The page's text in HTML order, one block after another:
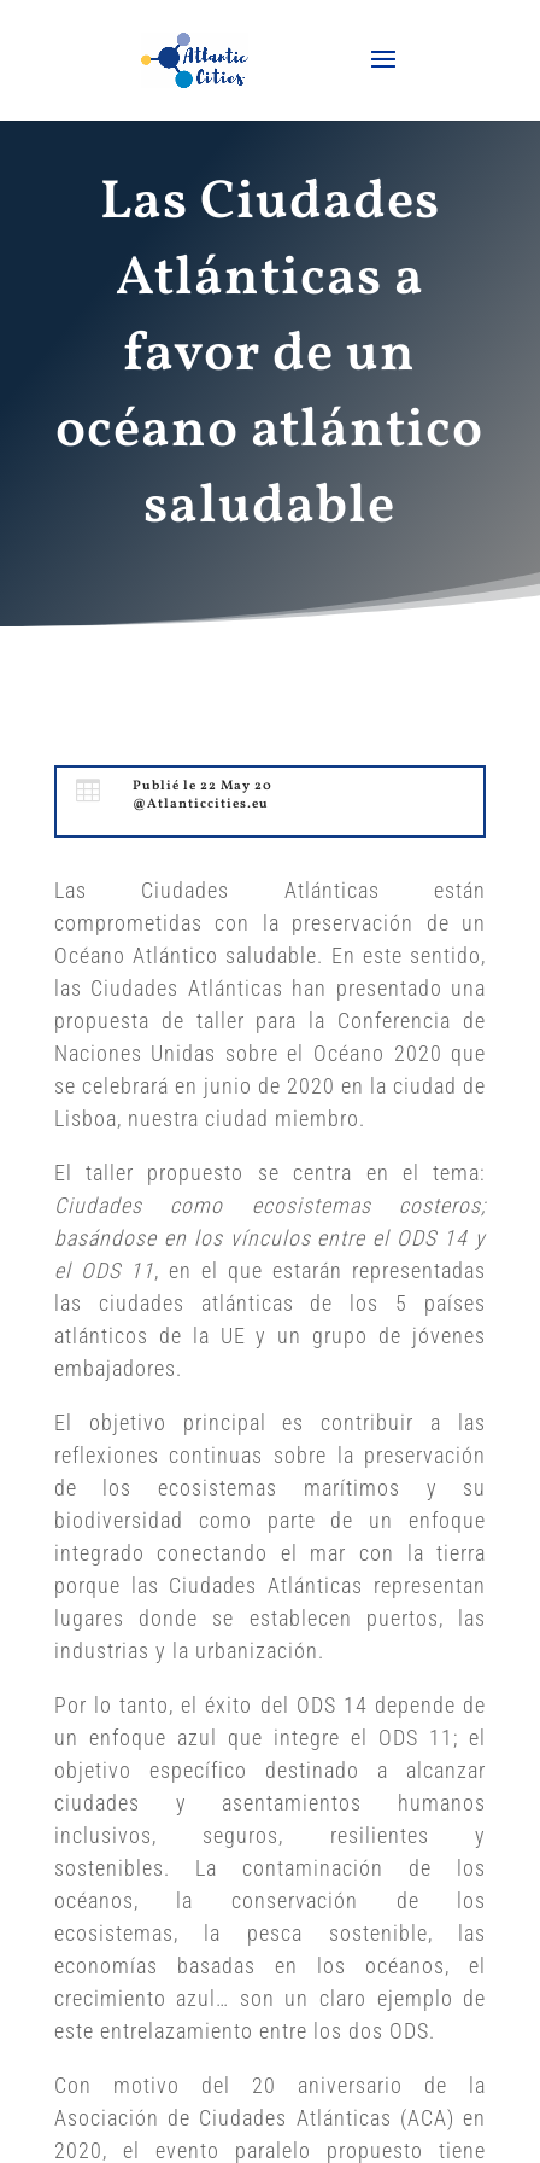
Las Ciudades
Atlánticas a
favor de un
océano atlántico
saludable

Publié le 22 May 20
@Atlanticcities.eu
Las Ciudades Atlánticas están
comprometidas con la preservación de un
Océano Atlántico saludable. En este sentido,
las Ciudades Atlánticas han presentado una
propuesta de taller para la Conferencia de
Naciones Unidas sobre el Océano 2020 que
se celebrará en junio de 2020 en la ciudad de
Lisboa, nuestra ciudad miembro.
El taller propuesto se centra en el tema:
Ciudades como ecosistemas costeros;
basándose en los vínculos entre el ODS 14 y
el ODS 11, en el que estarán representadas
las ciudades atlánticas de los 5 países
atlánticos de la UE y un grupo de jóvenes
embajadores.
El objetivo principal es contribuir a las
reflexiones continuas sobre la preservación
de los ecosistemas marítimos y su
biodiversidad como parte de un enfoque
integrado conectando el mar con la tierra
porque las Ciudades Atlánticas representan
lugares donde se establecen puertos, las
industrias y la urbanización.
Por lo tanto, el éxito del ODS 14 depende de
un enfoque azul que integre el ODS 11; el
objetivo específico destinado a alcanzar
ciudades y asentamientos humanos
inclusivos, seguros, resilientes y
sostenibles. La contaminación de los
océanos, la conservación de los
ecosistemas, la pesca sostenible, las
economías basadas en los océanos, el
crecimiento azul… son un claro ejemplo de
este entrelazamiento entre los dos ODS.
Con motivo del 20 aniversario de la
Asociación de Ciudades Atlánticas (ACA) en
2020, el evento paralelo propuesto tiene